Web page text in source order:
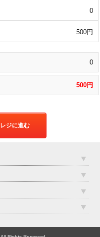
0
500円
0
500円
レジに進む